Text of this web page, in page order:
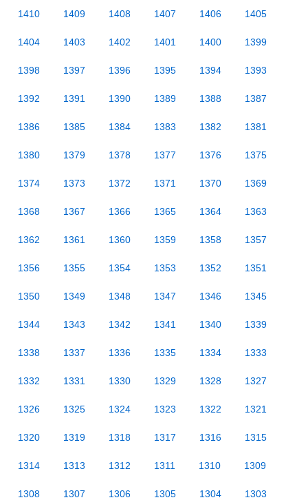
1410 1409 1408 1407 1406 1405
1404 1403 1402 1401 1400 1399
1398 1397 1396 1395 1394 1393
1392 1391 1390 1389 1388 1387
1386 1385 1384 1383 1382 1381
1380 1379 1378 1377 1376 1375
1374 1373 1372 1371 1370 1369
1368 1367 1366 1365 1364 1363
1362 1361 1360 1359 1358 1357
1356 1355 1354 1353 1352 1351
1350 1349 1348 1347 1346 1345
1344 1343 1342 1341 1340 1339
1338 1337 1336 1335 1334 1333
1332 1331 1330 1329 1328 1327
1326 1325 1324 1323 1322 1321
1320 1319 1318 1317 1316 1315
1314 1313 1312 1311 1310 1309
1308 1307 1306 1305 1304 1303